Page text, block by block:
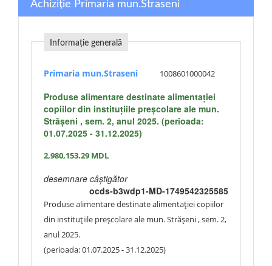
Achiziție Primaria mun.Straseni
Informație generală
Primaria mun.Straseni 1008601000042
Produse alimentare destinate alimentației
copiilor din instituțiile preșcolare ale mun.
Strășeni , sem. 2, anul 2025. (perioada:
01.07.2025 - 31.12.2025)
2,980,153.29 MDL
desemnare câștigător
ocds-b3wdp1-MD-1749542325585
Produse alimentare destinate alimentației copiilor
din instituțiile preșcolare ale mun. Strășeni , sem. 2,
anul 2025.
(perioada: 01.07.2025 - 31.12.2025)